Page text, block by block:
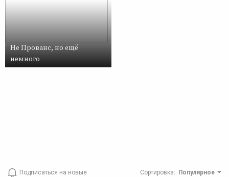
Не Прованс, но ещё
немного
Подписаться на новые Сортировка: Популярное